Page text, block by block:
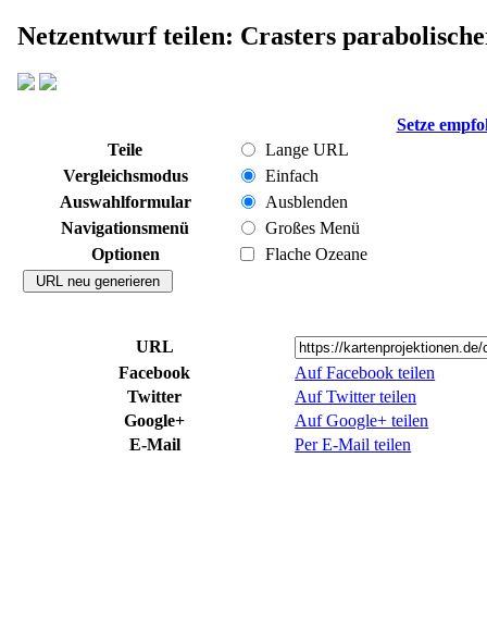
Netzentwurf teilen: Crasters
Setze
Teile
Lange URL
Vergleichsmodus
Einfach
Auswahlformular
Ausblenden
Navigationsmenü
Großes Menü
Optionen
Flache Ozeane
URL
Facebook
Auf Facebook teilen
Twitter
Auf Twitter teilen
Google+
Auf Google+ teilen
E-Mail
Per E-Mail teilen